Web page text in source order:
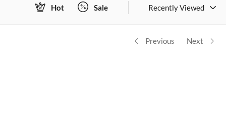
Hot Sale Recently Viewed
Previous Next
Login to view prices ΠΡΟΣΘΉΚΗ ΣΤΟ ΚΑΛΆΘΙ